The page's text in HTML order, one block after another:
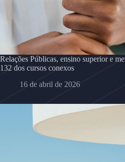
Relações Públicas, ensino superior e
132 dos cursos conexos
16 de abril de 2026